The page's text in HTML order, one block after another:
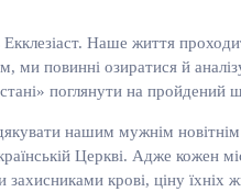
Наше життя
повинні озиратися й
поглянути на пройдений
нашим мужнім
Церкві. Адже кожен
крові, ціну їхніх